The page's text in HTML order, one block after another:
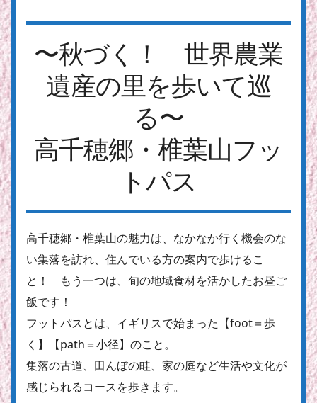
〜秋づく！ 世界農業
遺産の里を歩いて巡
る〜
高千穂郷・椎葉山フッ
トパス
高千穂郷・椎葉山の魅力は、なかなか行く機会のな
い集落を訪れ、住んでいる方の案内で歩けるこ
と！ もう一つは、旬の地域食材を活かしたお昼ご
飯です！
フットパスとは、イギリスで始まった【foot＝歩
く】【path＝小径】のこと。
集落の古道、田んぼの畦、家の庭など生活や文化が
感じられるコースを歩きます。